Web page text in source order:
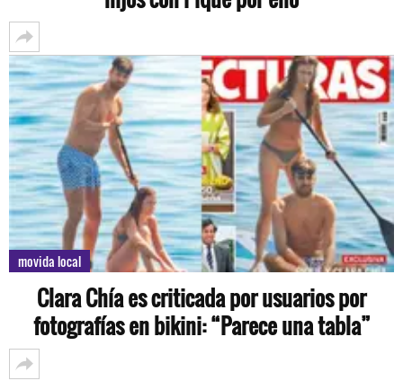
movida local
Clara Chía es criticada por usuarios por
fotografías en bikini: “Parece una tabla”